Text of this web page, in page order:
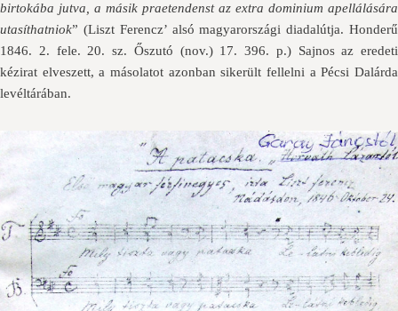
birtokába jutva, a másik praetendenst az extra dominium apellálására
utasíthatniok” (Liszt Ferencz’ alsó magyarországi diadalútja. Honderű
1846. 2. fele. 20. sz. Őszutó (nov.) 17. 396. p.) Sajnos az eredeti
kézirat elveszett, a másolatot azonban sikerült fellelni a Pécsi Dalárda
levéltárában.